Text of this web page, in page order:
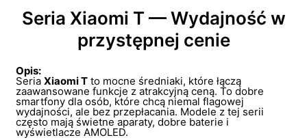
Seria Xiaomi T — Wydajność w
przystępnej cenie
Opis:
Seria Xiaomi T to mocne średniaki, które łączą
zaawansowane funkcje z atrakcyjną ceną. To dobre
smartfony dla osób, które chcą niemal flagowej
wydajności, ale bez przepłacania. Modele z tej serii
często mają świetne aparaty, dobre baterie i
wyświetlacze AMOLED.